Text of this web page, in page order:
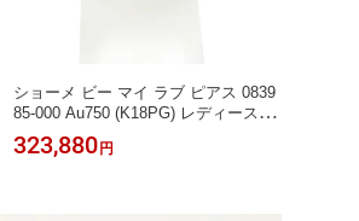
ショーメ ビー マイ ラブ ピアス 0839
85-000 Au750 (K18PG) レディース C
haumet [美品] 【中古】 【ジュエリ
ー】
323,880円